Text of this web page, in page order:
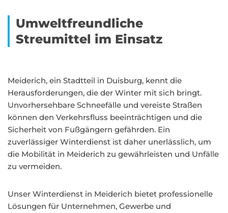
Umweltfreundliche
Streumittel im Einsatz
Meiderich, ein Stadtteil in Duisburg, kennt die
Herausforderungen, die der Winter mit sich bringt.
Unvorhersehbare Schneefälle und vereiste Straßen
können den Verkehrsfluss beeinträchtigen und die
Sicherheit von Fußgängern gefährden. Ein
zuverlässiger Winterdienst ist daher unerlässlich, um
die Mobilität in Meiderich zu gewährleisten und Unfälle
zu vermeiden.
Unser Winterdienst in Meiderich bietet professionelle
Lösungen für Unternehmen, Gewerbe und